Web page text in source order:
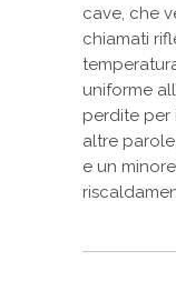
cave, che
chiamati
uniforme
perdite per
altre
e un